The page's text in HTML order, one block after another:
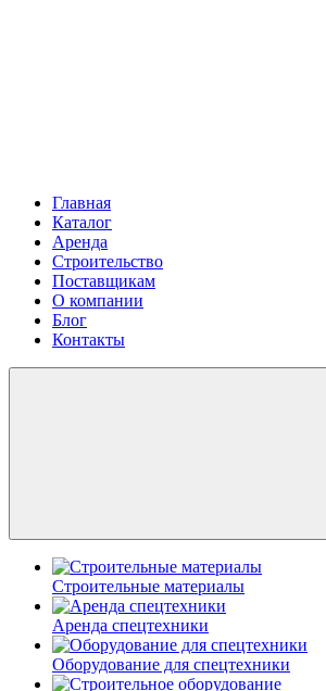
Главная
Каталог
Аренда
Строительство
Поставщикам
О компании
Блог
Контакты
Строительные материалы
Аренда спецтехники
Оборудование для спецтехники